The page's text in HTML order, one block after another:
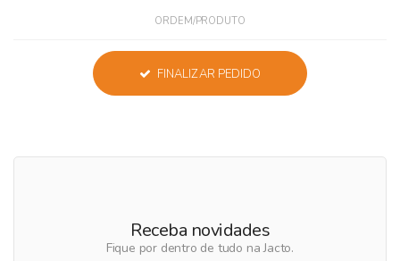
ORDEM/PRODUTO
FINALIZAR PEDIDO
Receba novidades
Fique por dentro de tudo na Jacto.